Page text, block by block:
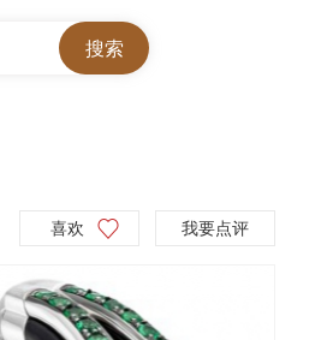
喜欢 我要点评